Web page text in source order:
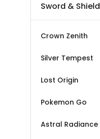
Sword & Shield
Crown Zenith
Silver Tempest
Lost Origin
Pokemon Go
Astral Radiance